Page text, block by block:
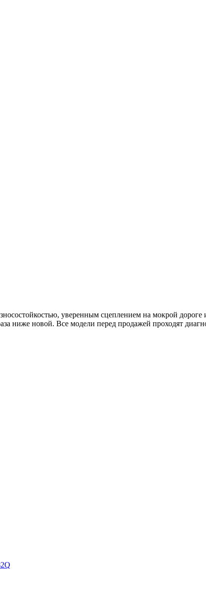
уверенным сцеплением на мокрой
ниже новой. Все модели перед продажей проходят